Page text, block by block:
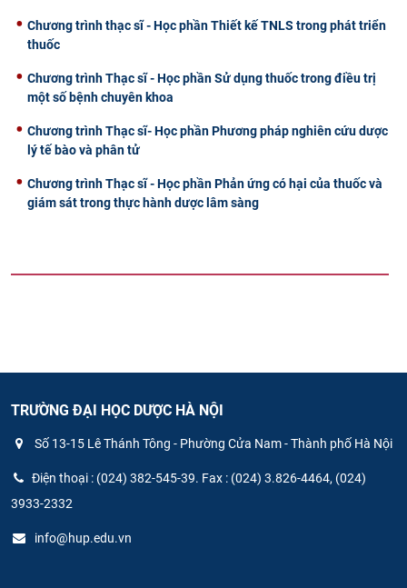
Chương trình thạc sĩ - Học phần Thiết kế TNLS trong phát triển
thuốc
Chương trình Thạc sĩ - Học phần Sử dụng thuốc trong điều trị
một số bệnh chuyên khoa
Chương trình Thạc sĩ- Học phần Phương pháp nghiên cứu dược
lý tế bào và phân tử
Chương trình Thạc sĩ - Học phần Phản ứng có hại của thuốc và
giám sát trong thực hành dược lâm sàng
TRƯỜNG ĐẠI HỌC DƯỢC HÀ NỘI
Số 13-15 Lê Thánh Tông - Phường Cửa Nam - Thành phố Hà Nội
Điện thoại : (024) 382-545-39. Fax : (024) 3.826-4464, (024)
3933-2332
info@hup.edu.vn